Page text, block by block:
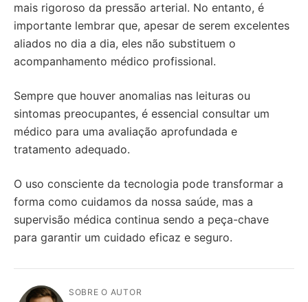
mais rigoroso da pressão arterial. No entanto, é
importante lembrar que, apesar de serem excelentes
aliados no dia a dia, eles não substituem o
acompanhamento médico profissional.
Sempre que houver anomalias nas leituras ou
sintomas preocupantes, é essencial consultar um
médico para uma avaliação aprofundada e
tratamento adequado.
O uso consciente da tecnologia pode transformar a
forma como cuidamos da nossa saúde, mas a
supervisão médica continua sendo a peça-chave
para garantir um cuidado eficaz e seguro.
SOBRE O AUTOR